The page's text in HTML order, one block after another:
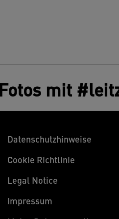
mit
Datenschutzhinweise
Cookie Richtlinie
Legal Notice
Impressum